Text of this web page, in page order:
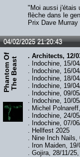
"Moi aussi j'étais
flèche dans le
Prix Dave
04/02/2025 21:20:43
P
h
a
n
t
o
m
O
f
T
h
e
B
e
a
st
. Architects, 12/
. Indochine, 15/
. Indochine, 16/
. Indochine, 18/
. Indochine, 19/
. Indochine, 09/
. Indochine, 10/
. Michel
. Indochine, 24/
. Indochine, 07/
. Hellfest 2025
. Nine Inch
. Iron Maiden,
. Gojira, 28/11/